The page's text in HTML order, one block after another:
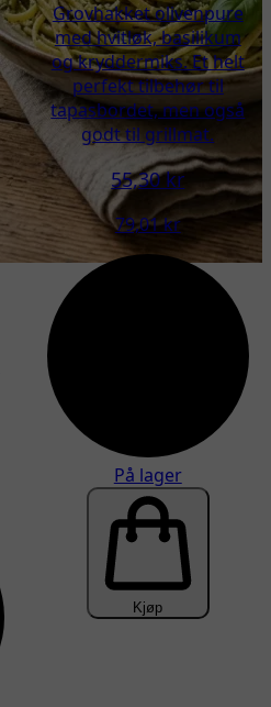
Grovhakket olivenpure
med hvitløk, basilikum
og kryddermiks. Et helt
perfekt tilbehør til
tapasbordet, men også
godt til grillmat.
55,30 kr
79,01 kr
På lager
Kjøp